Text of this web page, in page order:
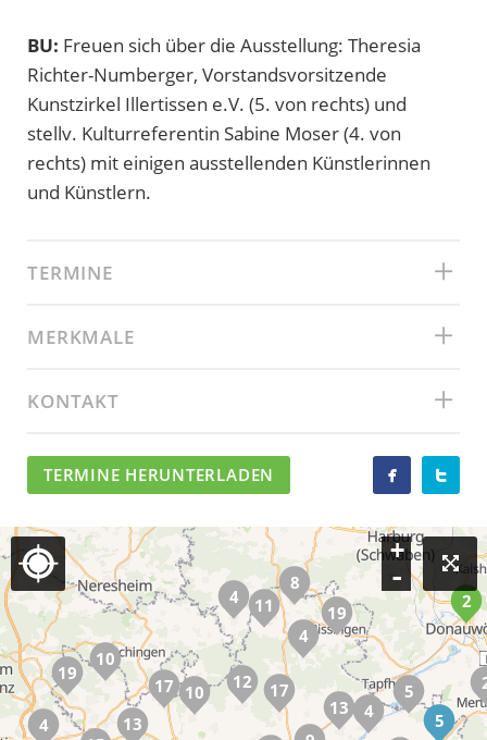
BU: Freuen sich über die Ausstellung: Theresia
Richter-Numberger, Vorstandsvorsitzende
Kunstzirkel Illertissen e.V. (5. von rechts) und
stellv. Kulturreferentin Sabine Moser (4. von
rechts) mit einigen ausstellenden Künstlerinnen
und Künstlern.
TERMINE
MERKMALE
KONTAKT
TERMINE HERUNTERLADEN  
4
19
10
13
17 10
4
12
11
17
8
4
19
13 4
5
5
2
+
-